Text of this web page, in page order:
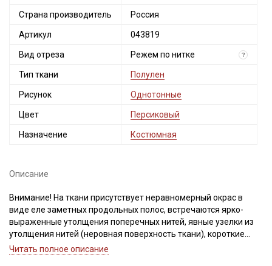
Страна производитель Россия
Артикул 043819
Вид отреза Режем по нитке ?
Тип ткани Полулен
Рисунок Однотонные
Цвет Персиковый
Назначение Костюмная
Описание
Внимание! На ткани присутствует неравномерный окрас в
виде еле заметных продольных полос, встречаются ярко-
выраженные утолщения поперечных нитей, явные узелки из
утолщения нитей (неровная поверхность ткани), короткие
единичные вплетения нитей другого цвета. Для данного вида
Читать полное описание